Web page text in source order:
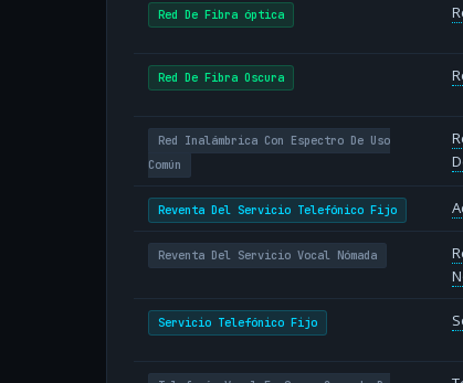
Red De Fibra óptica
Red De Fibra Oscura
Red Inalámbrica Con Espectro De Uso
Común
Reventa Del Servicio Telefónico Fijo
Reventa Del Servicio Vocal Nómada
Servicio Telefónico Fijo